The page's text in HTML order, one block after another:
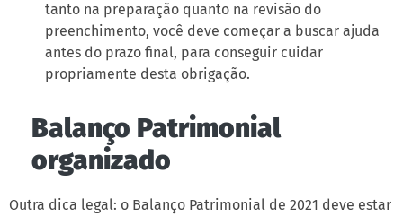
tanto na preparação quanto na revisão do
preenchimento, você deve começar a buscar ajuda
antes do prazo final, para conseguir cuidar
propriamente desta obrigação.
Balanço Patrimonial
organizado
Outra dica legal: o Balanço Patrimonial de 2021 deve estar